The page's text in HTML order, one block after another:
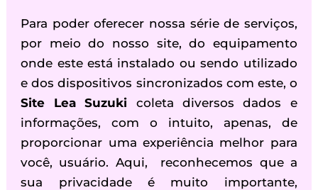
Para poder oferecer nossa série de serviços,
por meio do nosso site, do equipamento
onde este está instalado ou sendo utilizado
e dos dispositivos sincronizados com este, o
Site Lea Suzuki coleta diversos dados e
informações, com o intuito, apenas, de
proporcionar uma experiência melhor para
você, usuário. Aqui, reconhecemos que a
sua privacidade é muito importante,